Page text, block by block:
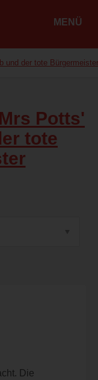
MENÜ
und der tote Bürgermeister
Mrs Potts'
tote
Die